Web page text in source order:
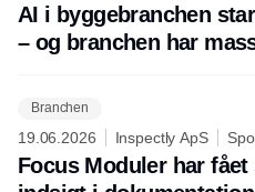
AI i byggebranchen
– og branchen har
Branchen
19.06.2026 Inspectly ApS
Focus Moduler har